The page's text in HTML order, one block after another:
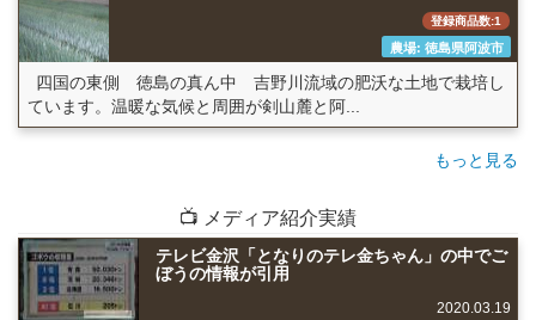
登録商品数:1
農場: 徳島県阿波市
四国の東側 徳島の真ん中 吉野川流域の肥沃な土地で栽培し
ています。温暖な気候と周囲が剣山麓と阿...
もっと見る
📺 メディア紹介実績
テレビ金沢「となりのテレ金ちゃん」の中でご
ぼうの情報が引用
2020.03.19